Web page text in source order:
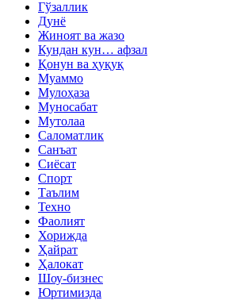
Гўзаллик
Дунё
Жиноят ва жазо
Кундан кун… афзал
Қонун ва ҳуқуқ
Муаммо
Мулоҳаза
Муносабат
Мутолаа
Саломатлик
Санъат
Сиёсат
Спорт
Таълим
Техно
Фаолият
Хорижда
Ҳайрат
Ҳалокат
Шоу-бизнес
Юртимизда